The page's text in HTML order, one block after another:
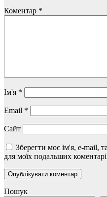
Коментар *
Ім'я *
Email *
Сайт
Зберегти моє ім'я, e-mail,
для моїх подальших
Пошук